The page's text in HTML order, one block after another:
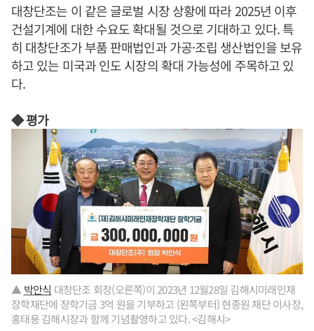
대창단조는 이 같은 글로벌 시장 상황에 따라 2025년 이후
건설기계에 대한 수요도 확대될 것으로 기대하고 있다. 특
히 대창단조가 부품 판매법인과 가공·조립 생산법인을 보유
하고 있는 미국과 인도 시장의 확대 가능성에 주목하고 있
다.
◆ 평가
▲ 박안식 대창단조 회장(오른쪽)이 2023년 12월28일 김해시미래인재
장학재단에 장학기금 3억 원을 기부하고 (왼쪽부터) 현종원 재단 이사장,
홍태용 김해시장과 함께 기념촬영하고 있다. <김해시>